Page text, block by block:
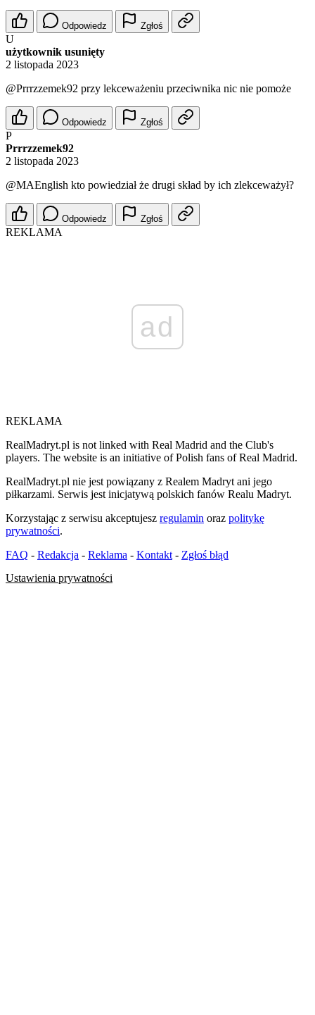
Odpowiedz Zgłoś
U
użytkownik usunięty
2 listopada 2023
@Prrrzzemek92 przy lekceważeniu przeciwnika nic nie pomoże
Odpowiedz Zgłoś
P
Prrrzzemek92
2 listopada 2023
@MAEnglish kto powiedział że drugi skład by ich zlekceważył?
Odpowiedz Zgłoś
REKLAMA
ad
REKLAMA
RealMadryt.pl is not linked with Real Madrid and the Club's
players. The website is an initiative of Polish fans of Real Madrid.
RealMadryt.pl nie jest powiązany z Realem Madryt ani jego
piłkarzami. Serwis jest inicjatywą polskich fanów Realu Madryt.
Korzystając z serwisu akceptujesz regulamin oraz politykę
prywatności.
FAQ - Redakcja - Reklama - Kontakt - Zgłoś błąd
Ustawienia prywatności